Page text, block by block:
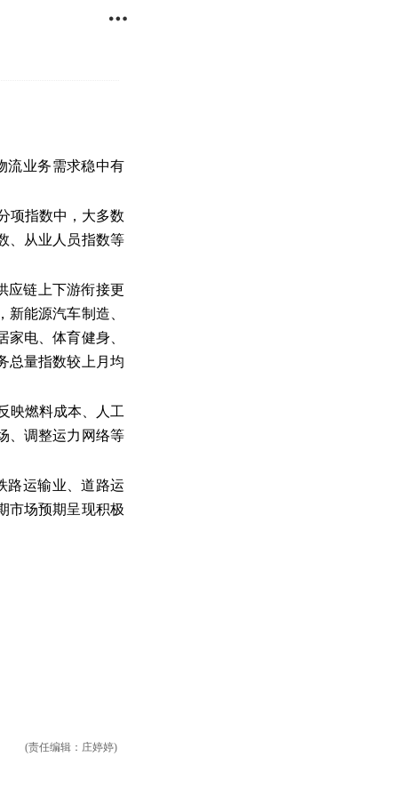

流业务需求稳中有
项指数中，大多数
、从业人员指数等
应链上下游衔接更
能源汽车制造、
电、体育健身、
总量指数较上月均
映燃料成本、人工
、调整运力网络等
路运输业、道路运
市场预期呈现积极
(责任编辑：庄婷婷)